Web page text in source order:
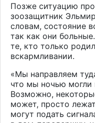
Позже ситуацию
зоозащитник
словам, состояние
так как они
те, кто только
вскармливании.
«Мы направляем
что мы ночью могли
Возможно,
может, просто
могут подать